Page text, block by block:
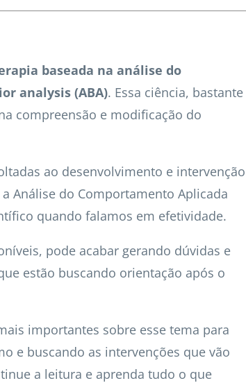
baseada na análise do
analysis (ABA). Essa ciência, bastante
compreensão e modificação do
ao desenvolvimento e intervenção
Análise do Comportamento Aplicada
quando falamos em efetividade.
pode acabar gerando dúvidas e
estão buscando orientação após o
importantes sobre esse tema para
e buscando as intervenções que vão
a leitura e aprenda tudo o que